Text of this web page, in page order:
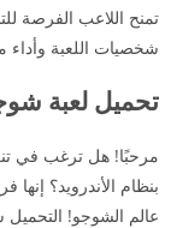
تمنح اللاعب الفرصة
شخصيات اللعبة وأداء
تحميل لعبة
بنظام الأندرويد؟
عالم الشوجو! التحميل